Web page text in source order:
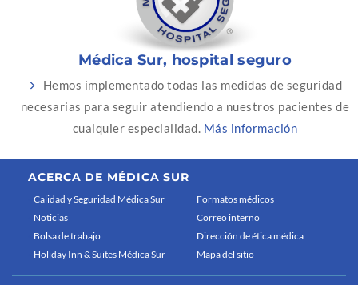
Médica Sur, hospital seguro
Hemos implementado todas las medidas de seguridad
necesarias para seguir atendiendo a nuestros pacientes de
cualquier especialidad. Más información
ACERCA DE MÉDICA SUR
Calidad y Seguridad Médica Sur
Noticias
Bolsa de trabajo
Holiday Inn & Suites Médica Sur
Formatos médicos
Correo interno
Dirección de ética médica
Mapa del sitio